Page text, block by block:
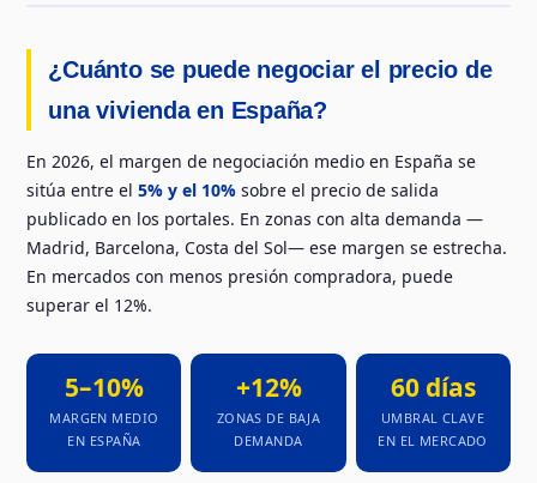
¿Cuánto se puede negociar el precio de
una vivienda en España?
En 2026, el margen de negociación medio en España se
sitúa entre el5% y el 10% sobre el precio de salida
publicado en los portales. En zonas con alta demanda —
Madrid, Barcelona, Costa del Sol— ese margen se estrecha.
En mercados con menos presión compradora, puede
superar el 12%.
5–10%
MARGEN MEDIO
EN ESPAÑA
+12%
ZONAS DE BAJA
DEMANDA
60 días
UMBRAL CLAVE
EN EL MERCADO